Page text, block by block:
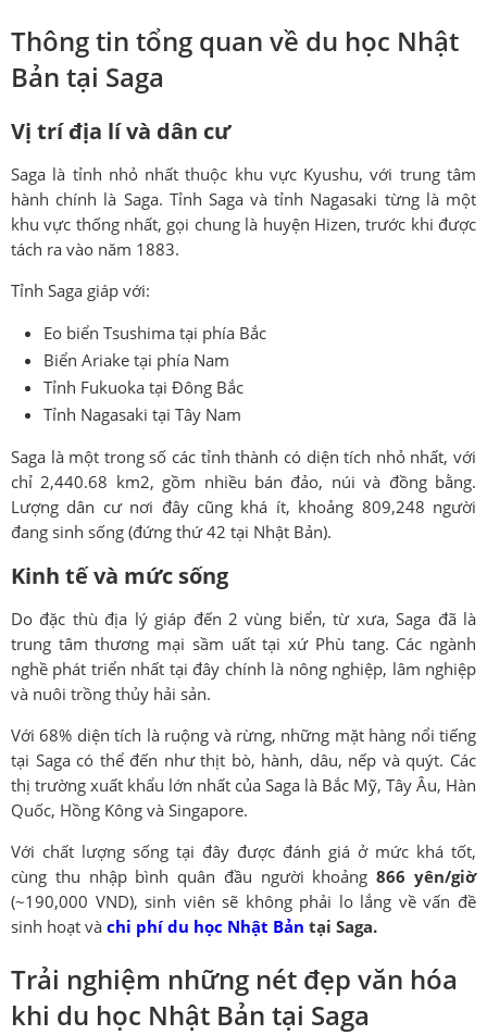
Thông tin tổng quan về du học Nhật
Bản tại Saga
Vị trí địa lí và dân cư
Saga là tỉnh nhỏ nhất thuộc khu vực Kyushu, với trung tâm
hành chính là Saga. Tỉnh Saga và tỉnh Nagasaki từng là một
khu vực thống nhất, gọi chung là huyện Hizen, trước khi được
tách ra vào năm 1883.
Tỉnh Saga giáp với:
Eo biển Tsushima tại phía Bắc
Biển Ariake tại phía Nam
Tỉnh Fukuoka tại Đông Bắc
Tỉnh Nagasaki tại Tây Nam
Saga là một trong số các tỉnh thành có diện tích nhỏ nhất, với
chỉ 2,440.68 km2, gồm nhiều bán đảo, núi và đồng bằng.
Lượng dân cư nơi đây cũng khá ít, khoảng 809,248 người
đang sinh sống (đứng thứ 42 tại Nhật Bản).
Kinh tế và mức sống
Do đặc thù địa lý giáp đến 2 vùng biển, từ xưa, Saga đã là
trung tâm thương mại sầm uất tại xứ Phù tang. Các ngành
nghề phát triển nhất tại đây chính là nông nghiệp, lâm nghiệp
và nuôi trồng thủy hải sản.
Với 68% diện tích là ruộng và rừng, những mặt hàng nổi tiếng
tại Saga có thể đến như thịt bò, hành, dâu, nếp và quýt. Các
thị trường xuất khẩu lớn nhất của Saga là Bắc Mỹ, Tây Âu, Hàn
Quốc, Hồng Kông và Singapore.
Với chất lượng sống tại đây được đánh giá ở mức khá tốt,
cùng thu nhập bình quân đầu người khoảng866 yên/giờ
(~190,000 VND), sinh viên sẽ không phải lo lắng về vấn đề
sinh hoạt và chi phí du học Nhật Bản tại Saga.
Trải nghiệm những nét đẹp văn hóa
khi du học Nhật Bản tại Saga